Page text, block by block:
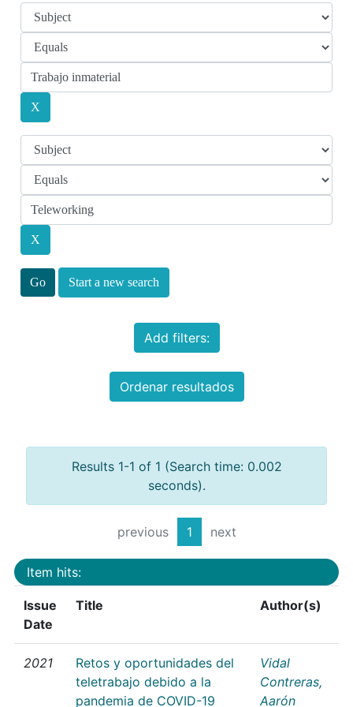
Start a new search
Add filters:
Ordenar resultados
Results 1-1 of 1 (Search time: 0.002
seconds).
previous 1 next
Item hits:
Issue
Date
Title Author(s)
2021
Retos y oportunidades del
teletrabajo debido a la
pandemia de COVID-19
Vidal
Contreras,
Aarón